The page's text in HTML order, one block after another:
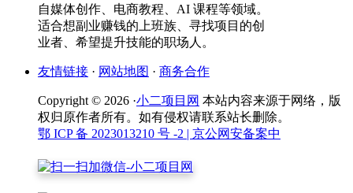
自媒体创作、电商教程、AI 课程等领域。
适合想副业赚钱的上班族、寻找项目的创
业者、希望提升技能的职场人。
友情链接 · 网站地图 · 商务合作
Copyright © 2026 ·小二项目网 本站内容来源于网络，版
权归原作者所有。如有侵权请联系站长删除。
鄂 ICP 备 2023013210 号 -2 | 京公网安备案中